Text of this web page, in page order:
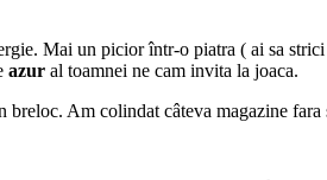
Mai un picior într-o piatra ( ai sa
azur al toamnei ne cam invita la joaca.
Am colindat câteva magazine fara